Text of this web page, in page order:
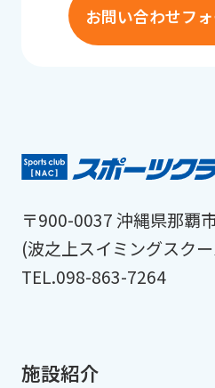
お問い合わせフ
〒900-0037 沖縄県那覇
(波之上スイミングスク
TEL.098-863-7264
施設紹介